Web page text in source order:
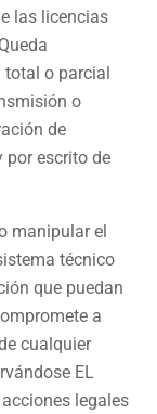
las licencias
total o parcial
o
de
por escrito de
manipular el
técnico
que puedan
a
cualquier
EL
legales